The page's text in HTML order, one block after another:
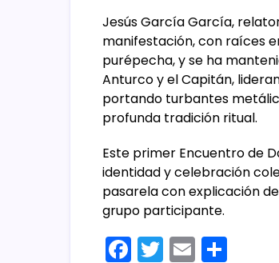
Jesús García García,
manifestación, con raíces
purépecha, y se ha
Anturco y el Capitán,
portando turbantes
profunda tradición ritual.
Este primer Encuentro de
identidad y celebración
pasarela con explicación
grupo participante.
F T E